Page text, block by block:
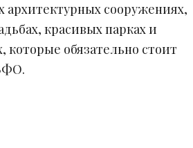
архитектурных сооружениях,
красивых парках и
которые обязательно стоит